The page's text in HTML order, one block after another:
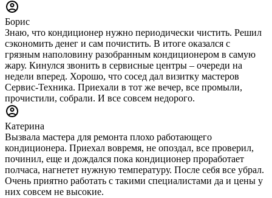
Борис
Знаю, что кондиционер нужно периодически чистить. Решил
сэкономить денег и сам почистить. В итоге оказался с
грязным наполовину разобранным кондиционером в самую
жару. Кинулся звонить в сервисные центры – очереди на
недели вперед. Хорошо, что сосед дал визитку мастеров
Сервис-Техника. Приехали в тот же вечер, все промыли,
прочистили, собрали. И все совсем недорого.
Катерина
Вызвала мастера для ремонта плохо работающего
кондиционера. Приехал вовремя, не опоздал, все проверил,
починил, еще и дождался пока кондиционер проработает
полчаса, нагнетет нужную температуру. После себя все убрал.
Очень приятно работать с такими специалистами да и цены у
них совсем не высокие.